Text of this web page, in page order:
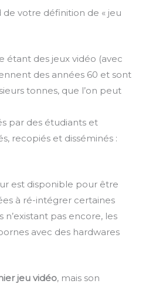
de votre définition de « jeu
étant des jeux vidéo (avec
des années 60 et sont
tonnes, que l’on peut
par des étudiants et
recopiés et disséminés :
est disponible pour être
à ré-intégrer certaines
pas encore, les
avec des hardwares
jeu vidéo, mais son